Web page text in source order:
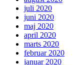
juli 2020
juni 2020
maj 2020
april 2020
marts 2020
februar 2020
januar 2020